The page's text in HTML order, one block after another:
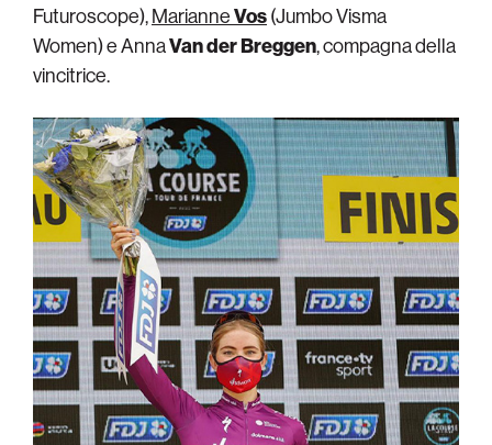
Futuroscope),MarianneVos(Jumbo Visma
Women) e AnnaVan der Breggen, compagna della
vincitrice.